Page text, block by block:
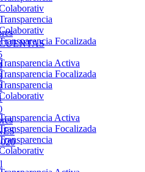
Focalizada
Activa
Focalizada
Activa
Focalizada